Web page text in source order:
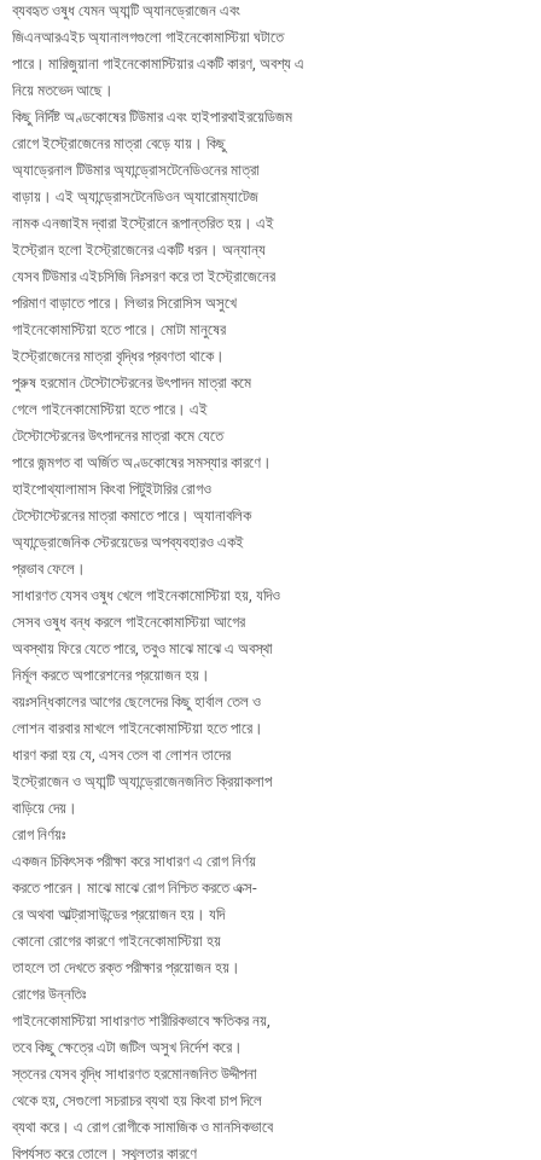
ব্যবহৃত ওষুধ যেমন অ্যান্টি অ্যানড্রোজেন এবং
জিএনআরএইচ অ্যানালগগুলো গাইনেকোমাস্টিয়া ঘটাতে
পারে। মারিজুয়ানা গাইনেকোমাস্টিয়ার একটি কারণ, অবশ্য এ
নিয়ে মতভেদ আছে।
কিছু নির্দিষ্ট অণ্ডকোষের টিউমার এবং হাইপারথাইরয়েডিজম
রোগে ইস্ট্রোজেনের মাত্রা বেড়ে যায়। কিছু
অ্যাড্রেনাল টিউমার অ্যান্ড্রোসটেনেডিওনের মাত্রা
বাড়ায়। এই অ্যান্ড্রোসটেনেডিওন অ্যারোম্যাটেজ
নামক এনজাইম দ্বারা ইস্ট্রোনে রূপান্তরিত হয়। এই
ইস্ট্রোন হলো ইস্ট্রোজেনের একটি ধরন। অন্যান্য
যেসব টিউমার এইচসিজি নিঃসরণ করে তা ইস্ট্রোজেনের
পরিমাণ বাড়াতে পারে। লিভার সিরোসিস অসুখে
গাইনেকোমাস্টিয়া হতে পারে। মোটা মানুষের
ইস্ট্রোজেনের মাত্রা বৃদ্ধির প্রবণতা থাকে।
পুরুষ হরমোন টেস্টোস্টেরনের উৎপাদন মাত্রা কমে
গেলে গাইনেকামোস্টিয়া হতে পারে। এই
টেস্টোস্টেরনের উৎপাদনের মাত্রা কমে যেতে
পারে জন্মগত বা অর্জিত অণ্ডকোষের সমস্যার কারণে।
হাইপোথ্যালামাস কিংবা পিটুইটারির রোগও
টেস্টোস্টেরনের মাত্রা কমাতে পারে। অ্যানাবলিক
অ্যান্ড্রোজেনিক স্টেরয়েডের অপব্যবহারও একই
প্রভাব ফেলে।
সাধারণত যেসব ওষুধ খেলে গাইনেকামোস্টিয়া হয়, যদিও
সেসব ওষুধ বন্ধ করলে গাইনেকোমাস্টিয়া আগের
অবস্থায় ফিরে যেতে পারে, তবুও মাঝে মাঝে এ অবস্থা
নির্মূল করতে অপারেশনের প্রয়োজন হয়।
বয়ঃসন্ধিকালের আগের ছেলেদের কিছু হার্বাল তেল ও
লোশন বারবার মাখলে গাইনেকোমাস্টিয়া হতে পারে।
ধারণ করা হয় যে, এসব তেল বা লোশন তাদের
ইস্ট্রোজেন ও অ্যান্টি অ্যান্ড্রোজেনজনিত ক্রিয়াকলাপ
বাড়িয়ে দেয়।
রোগ নির্ণয়ঃ
একজন চিকিৎসক পরীক্ষা করে সাধারণ এ রোগ নির্ণয়
করতে পারেন। মাঝে মাঝে রোগ নিশ্চিত করতে এক্স-
রে অথবা আল্ট্রাসাউন্ডের প্রয়োজন হয়। যদি
কোনো রোগের কারণে গাইনেকোমাস্টিয়া হয়
তাহলে তা দেখতে রক্ত পরীক্ষার প্রয়োজন হয়।
রোগের উন্নতিঃ
গাইনেকোমাস্টিয়া সাধারণত শারীরিকভাবে ক্ষতিকর নয়,
তবে কিছু ক্ষেত্রে এটা জটিল অসুখ নির্দেশ করে।
স্তনের যেসব বৃদ্ধি সাধারণত হরমোনজনিত উদ্দীপনা
থেকে হয়, সেগুলো সচরাচর ব্যথা হয় কিংবা চাপ দিলে
ব্যথা করে। এ রোগ রোগীকে সামাজিক ও মানসিকভাবে
বিপর্যস্ত করে তোলে। স্থূলতার কারণে